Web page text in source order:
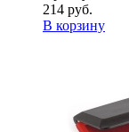
214 руб.
В корзину